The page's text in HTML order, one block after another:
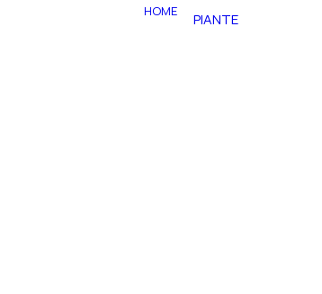
HOME PIANTE